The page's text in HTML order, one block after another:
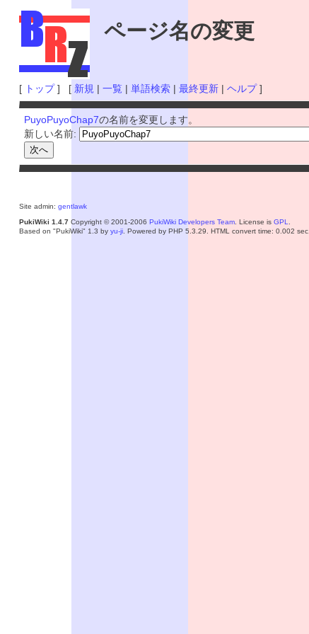
ページ名の変更
[ トップ] [ 新規 | 一覧 | 単語検索| 最終更新| ヘルプ]
PuyoPuyoChap7の名前を変更します。
新しい名前:
Site admin: gentlawk
PukiWiki 1.4.7Copyright © 2001-2006 PukiWiki Developers Team. License is GPL
Based on "PukiWiki" 1.3 by yu-ji. Powered by PHP 5.3.29. HTML convert time: 0.002 sec.